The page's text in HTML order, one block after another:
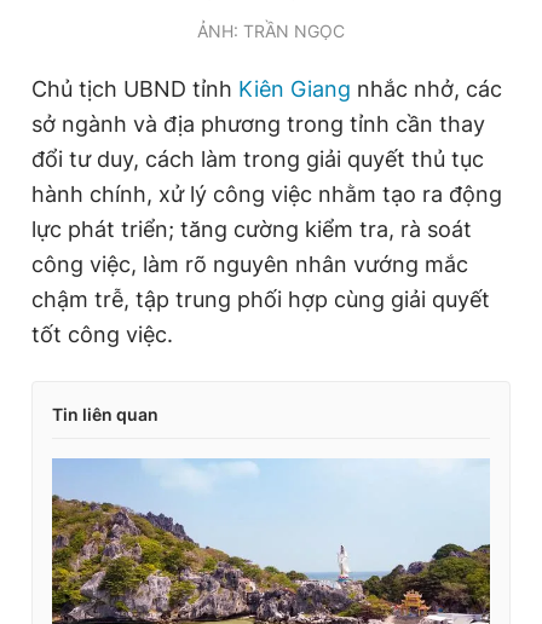
ẢNH: TRẦN NGỌC
Chủ tịch UBND tỉnh Kiên Giang nhắc nhở, các
sở ngành và địa phương trong tỉnh cần thay
đổi tư duy, cách làm trong giải quyết thủ tục
hành chính, xử lý công việc nhằm tạo ra động
lực phát triển; tăng cường kiểm tra, rà soát
công việc, làm rõ nguyên nhân vướng mắc
chậm trễ, tập trung phối hợp cùng giải quyết
tốt công việc.
Tin liên quan